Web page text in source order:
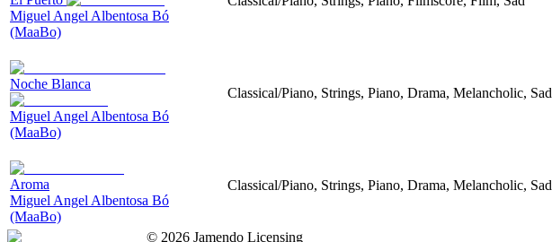
Miguel Angel Albentosa Bó
(MaaBo)
Noche Blanca
Miguel Angel Albentosa Bó
(MaaBo)
Classical/Piano, Strings, Piano, Drama, Melancholic, Sad
Aroma
Miguel Angel Albentosa Bó
(MaaBo)
Classical/Piano, Strings, Piano, Drama, Melancholic, Sad
© 2026 Jamendo Licensing